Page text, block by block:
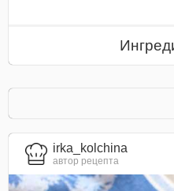
irka_kolchina
автор рецепта